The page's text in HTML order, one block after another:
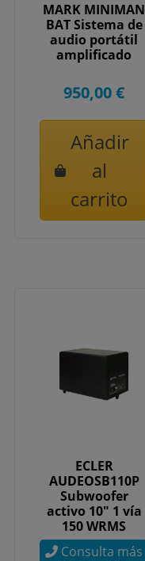
MARK MINIMAN
BAT Sistema de
audio portátil
amplificado
950,00 €
Añadir
al
carrito
ECLER
AUDEOSB110P
Subwoofer
activo 10" 1 vía
150 WRMS
Consulta más